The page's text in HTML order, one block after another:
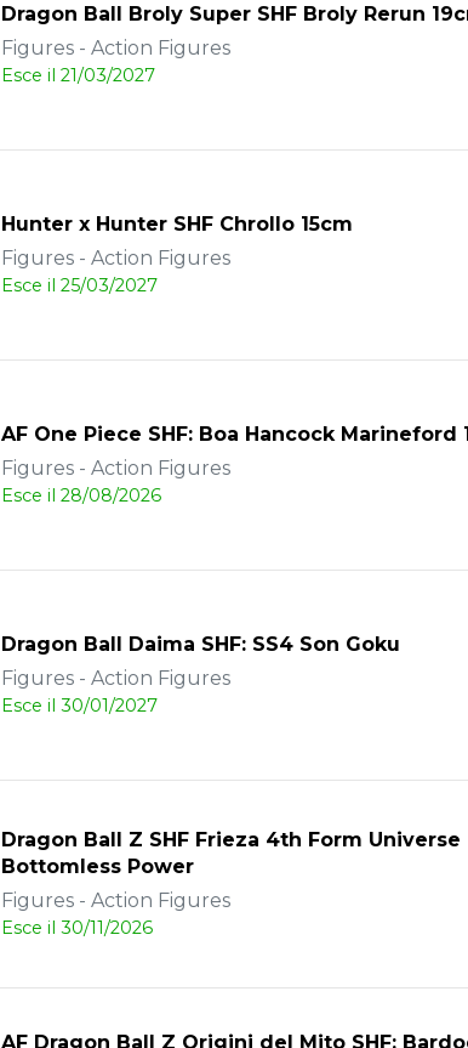
Dragon Ball Broly Super SHF Broly Rerun
Figures - Action Figures
Esce il 21/03/2027
Hunter x Hunter SHF Chrollo 15cm
Figures - Action Figures
Esce il 25/03/2027
AF One Piece SHF: Boa Hancock Marineford
Figures - Action Figures
Esce il 28/08/2026
Dragon Ball Daima SHF: SS4 Son Goku
Figures - Action Figures
Esce il 30/01/2027
Dragon Ball Z SHF Frieza 4th Form Universe
Bottomless Power
Figures - Action Figures
Esce il 30/11/2026
AF Dragon Ball Z Origini del Mito SHF: